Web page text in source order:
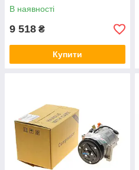
В наявності
9 518 ₴
Купити